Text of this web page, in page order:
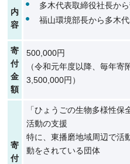
内
容
多木代表取締役社長か
福山環境部長から多木
寄
付
金
額
500,000円
（令和元年度以降、毎年
3,500,000円）
寄
付
「ひょうごの生物多様性
活動の支援
特に、東播磨地域周辺で活
動をされている団体